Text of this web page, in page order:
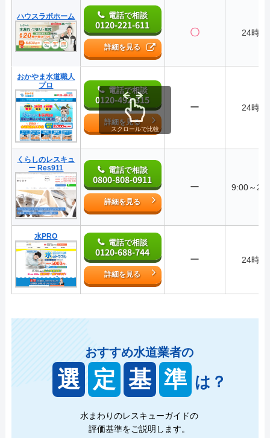
ハウスラボホーム 電話で相談
0120-221-611
詳細を見る
〇 24時間
おかやま水道職人
プロ
電話で相談
0120-492-315
詳細を見る
ー 24時間
くらしのレスキュ
ー Res911
電話で相談
0800-808-0911
詳細を見る
ー 9:00～
水PRO
電話で相談
0120-688-744
詳細を見る
ー 24時間
スクロールで比較
おすすめ水道業者の
選 定 基 準 は？
水まわりのレスキューガイドの
評価基準をご説明します。